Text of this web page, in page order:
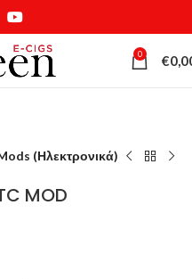
0 €
(Ηλεκτρονικά)
MOD